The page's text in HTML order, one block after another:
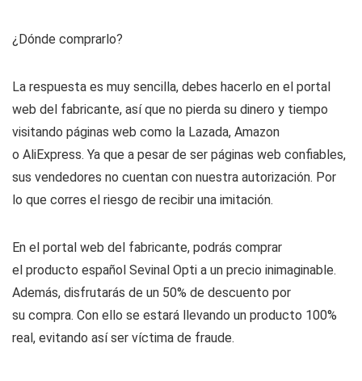
¿Dónde comprarlo?
La respuesta es muy sencilla, debes hacerlo en el portal
web del fabricante, así que no pierda su dinero y tiempo
visitando páginas web como la Lazada, Amazon
o AliExpress. Ya que a pesar de ser páginas web confiables,
sus vendedores no cuentan con nuestra autorización. Por
lo que corres el riesgo de recibir una imitación.
En el portal web del fabricante, podrás comprar
el producto español Sevinal Opti a un precio inimaginable.
Además, disfrutarás de un 50% de descuento por
su compra. Con ello se estará llevando un producto 100%
real, evitando así ser víctima de fraude.